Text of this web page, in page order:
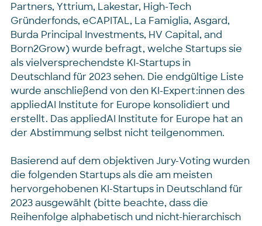
Partners, Yttrium, Lakestar, High-Tech
Gründerfonds, eCAPITAL, La Famiglia, Asgard,
Burda Principal Investments, HV Capital, and
Born2Grow) wurde befragt, welche Startups sie
als vielversprechendste KI-Startups in
Deutschland für 2023 sehen. Die endgültige Liste
wurde anschließend von den KI-Expert:innen des
appliedAI Institute for Europe konsolidiert und
erstellt. Das appliedAI Institute for Europe hat an
der Abstimmung selbst nicht teilgenommen.
Basierend auf dem objektiven Jury-Voting wurden
die folgenden Startups als die am meisten
hervorgehobenen KI-Startups in Deutschland für
2023 ausgewählt (bitte beachte, dass die
Reihenfolge alphabetisch und nicht-hierarchisch